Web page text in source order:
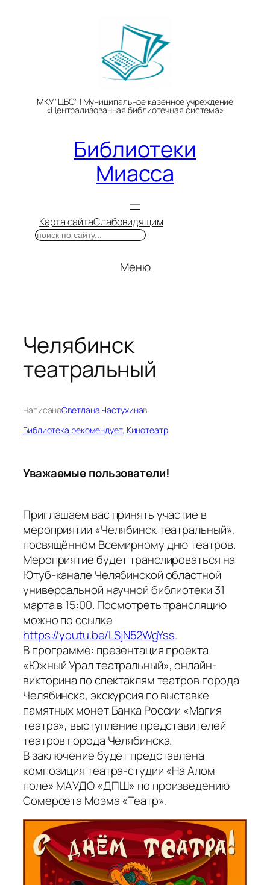
МКУ "ЦБС" | Муниципальное казенное учреждение
«Централизованная библиотечная система»
Библиотеки
Миасса
Карта сайтаСлабовидящим
Поиск
Меню
Челябинск
театральный
НаписаноСветлана Частухинав
Библиотека рекомендует, Кинотеатр
Уважаемые пользователи!
Приглашаем вас принять участие в
мероприятии «Челябинск театральный»,
посвящённом Всемирному дню театров.
Мероприятие будет транслироваться на
Ютуб-канале Челябинской областной
универсальной научной библиотеки 31
марта в 15:00. Посмотреть трансляцию
можно по ссылке
https://youtu.be/LSjN52WgYss.
В программе: презентация проекта
«Южный Урал театральный», онлайн-
викторина по спектаклям театров города
Челябинска, экскурсия по выставке
памятных монет Банка России «Магия
театра», выступление представителей
театров города Челябинска.
В заключение будет представлена
композиция театра-студии «На Алом
поле» МАУДО «ДПШ» по произведению
Сомерсета Моэма «Театр».